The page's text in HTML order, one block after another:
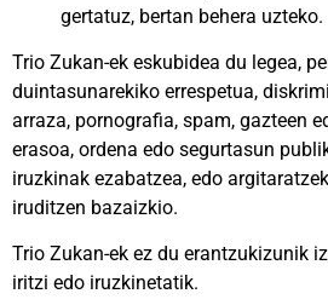
gertatuz, bertan behera uzteko.
Trio Zukan-ek eskubidea du legea,
duintasunarekiko errespetua,
arraza, pornografia, spam, gazteen
erasoa, ordena edo segurtasun
iruzkinak ezabatzea, edo
iruditzen bazaizkio.
Trio Zukan-ek ez du erantzukizunik
iritzi edo iruzkinetatik.